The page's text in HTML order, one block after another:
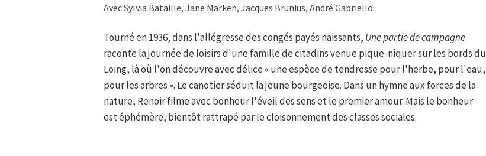
Avec Sylvia Bataille, Jane Marken, Jacques Brunius, André Gabriello.
Tourné en 1936, dans l'allégresse des congés payés naissants, Une partie de campagne
raconte la journée de loisirs d'une famille de citadins venue pique-niquer sur les bords du
Loing, là où l'on découvre avec délice « une espèce de tendresse pour l'herbe, pour l'eau,
pour les arbres ». Le canotier séduit la jeune bourgeoise. Dans un hymne aux forces de la
nature, Renoir filme avec bonheur l'éveil des sens et le premier amour. Mais le bonheur
est éphémère, bientôt rattrapé par le cloisonnement des classes sociales.